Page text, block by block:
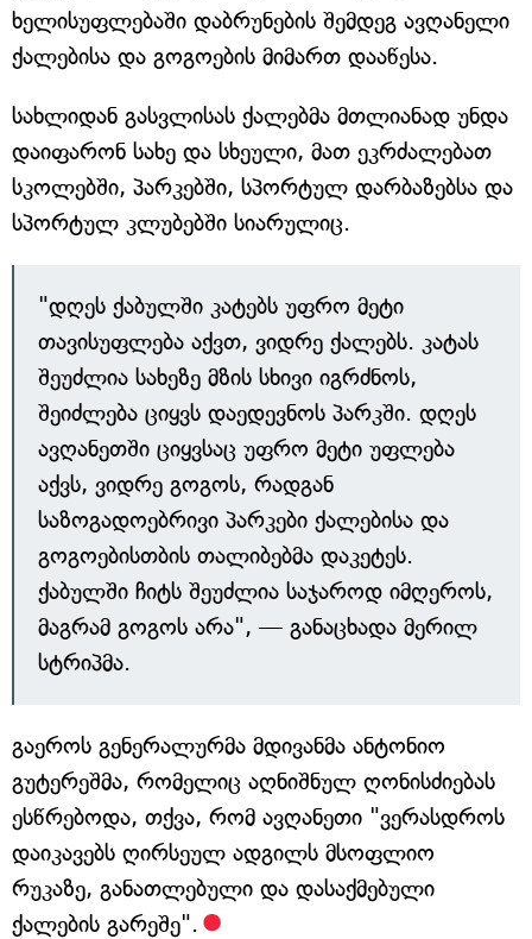
ხელისუფლებაში დაბრუნების შემდეგ ავღანელი
ქალებისა და გოგოების მიმართ დააწესა.
სახლიდან გასვლისას ქალებმა მთლიანად უნდა
დაიფარონ სახე და სხეული, მათ ეკრძალებათ
სკოლებში, პარკებში, სპორტულ დარბაზებსა და
სპორტულ კლუბებში სიარულიც.
"დღეს ქაბულში კატებს უფრო მეტი
თავისუფლება აქვთ, ვიდრე ქალებს. კატას
შეუძლია სახეზე მზის სხივი იგრძნოს,
შეიძლება ციყვს დაედევნოს პარკში. დღეს
ავღანეთში ციყვსაც უფრო მეტი უფლება
აქვს, ვიდრე გოგოს, რადგან
საზოგადოებრივი პარკები ქალებისა და
გოგოებისთბის თალიბებმა დაკეტეს.
ქაბულში ჩიტს შეუძლია საჯაროდ იმღეროს,
მაგრამ გოგოს არა", — განაცხადა მერილ
სტრიპმა.
გაეროს გენერალურმა მდივანმა ანტონიო
გუტერეშმა, რომელიც აღნიშნულ ღონისძიებას
ესწრებოდა, თქვა, რომ ავღანეთი "ვერასდროს
დაიკავებს ღირსეულ ადგილს მსოფლიო
რუკაზე, განათლებული და დასაქმებული
ქალების გარეშე".